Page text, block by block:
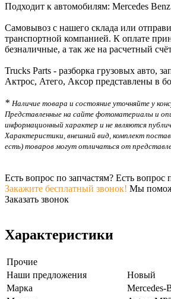
Подходит к автомобилям: Mercedes
Самовывоз с нашего склада или
транспортной компанией. К оплате
безналичные, а так же на расчетный
Trucks Parts - разборка грузовых авто,
Актрос, Атего, Аксор представлены в
* Наличие товара и состояние уточняйте у
Представленные на сайте фотоматериалы и
информационный характер и не являются
Характеристики, внешний вид, комплект
есть) товаров могут отличаться от
Есть вопрос по запчастям? Есть вопрос
Закажите бесплатный звонок! Мы
Заказать звонок
Характеристики
Прочие
Наши предложения
Новый
Марка
Mercedes-